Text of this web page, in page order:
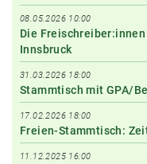
08.05.2026 10:00
Die
Innsbruck
31.03.2026 18:00
Stammtisch mit GPA/
17.02.2026 18:00
Freien-Stammtisch:
11.12.2025 16:00